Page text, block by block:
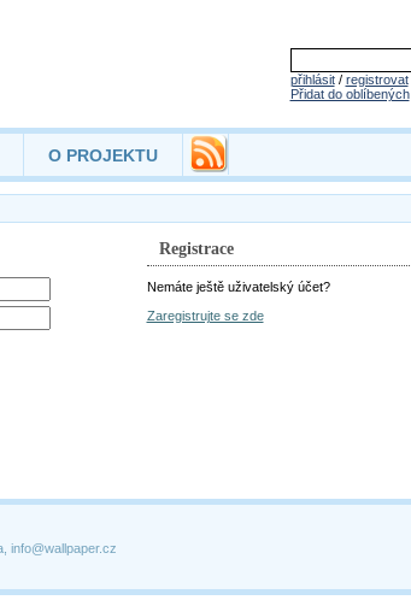
přihlásit/ registrovat
Přidat do oblíbených
O PROJEKTU
Registrace
Nemáte ještě uživatelský účet?
Zaregistrujte se zde
info@wallpaper.cz